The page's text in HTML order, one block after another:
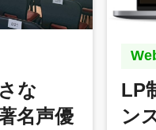
な
名声優
LP
ン